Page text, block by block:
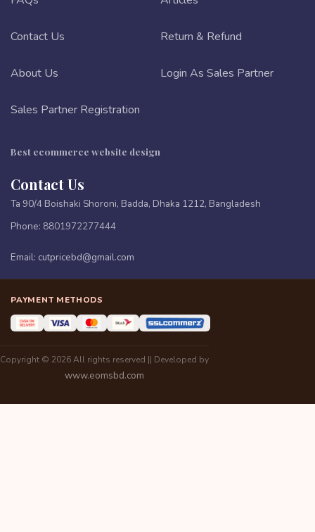
Contact Us Return & Refund
About Us Login As Sales Partner
Sales Partner Registration
Best ecommerce website design
Contact Us
Ta 90/4 Boishaki Shoroni, Badda, Dhaka 1212, Bangladesh
Phone: 8801972277444
Email: cutpricebd@gmail.com
PAYMENT METHODS
Copyright © 2026 All rights reserved || Developed by
www.eomsbd.com